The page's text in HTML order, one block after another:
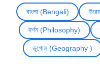
বাংলা (Bengali)
দৰ্শন (Philosophy)
ভূগোল (Geography )